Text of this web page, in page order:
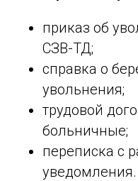
приказ об
СЗВ-ТД;
справка о
увольнения;
трудовой
больничные;
переписка с
уведомления.